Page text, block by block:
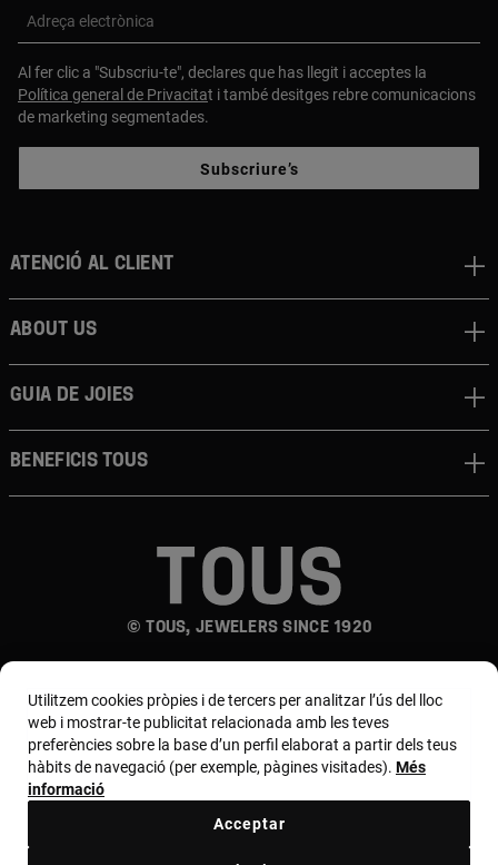
Adreça electrònica
Al fer clic a "Subscriu-te", declares que has llegit i acceptes la
Política general de Privacitat i també desitges rebre comunicacions
de marketing segmentades.
Subscriure’s
© TOUS, JEWELERS SINCE 1920
Atenció al client
About us
Guia de joies
Beneficis TOUS
País i moneda:
Euro
Utilitzem cookies pròpies i de tercers per analitzar l’ús del lloc
web i mostrar-te publicitat relacionada amb les teves
preferències sobre la base d’un perfil elaborat a partir dels teus
hàbits de navegació (per exemple, pàgines visitades). Més
informació
Acceptar